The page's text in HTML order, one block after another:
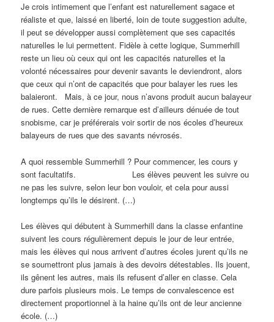
Je crois intimement que l’enfant est naturellement sagace et
réaliste et que, laissé en liberté, loin de toute suggestion adulte,
il peut se développer aussi complètement que ses capacités
naturelles le lui permettent. Fidèle à cette logique, Summerhill
reste un lieu où ceux qui ont les capacités naturelles et la
volonté nécessaires pour devenir savants le deviendront, alors
que ceux qui n’ont de capacités que pour balayer les rues les
balaieront. Mais, à ce jour, nous n’avons produit aucun balayeur
de rues. Cette dernière remarque est d’ailleurs dénuée de tout
snobisme, car je préférerais voir sortir de nos écoles d’heureux
balayeurs de rues que des savants névrosés.
A quoi ressemble Summerhill ? Pour commencer, les cours y
sont facultatifs. Les élèves peuvent les suivre ou
ne pas les suivre, selon leur bon vouloir, et cela pour aussi
longtemps qu’ils le désirent. (…)
Les élèves qui débutent à Summerhill dans la classe enfantine
suivent les cours régulièrement depuis le jour de leur entrée,
mais les élèves qui nous arrivent d’autres écoles jurent qu’ils ne
se soumettront plus jamais à des devoirs détestables. Ils jouent,
ils gênent les autres, mais ils refusent d’aller en classe. Cela
dure parfois plusieurs mois. Le temps de convalescence est
directement proportionnel à la haine qu’ils ont de leur ancienne
école. (…)